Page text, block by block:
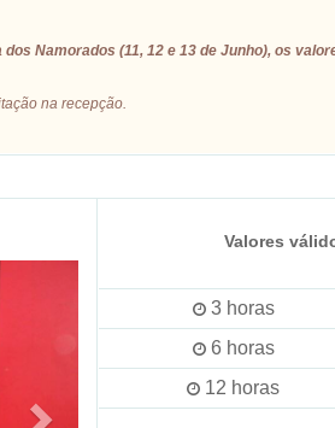
Namorados (11, 12 e 13 de Junho), os
na recepção.
Valores
3 horas
6 horas
12 horas